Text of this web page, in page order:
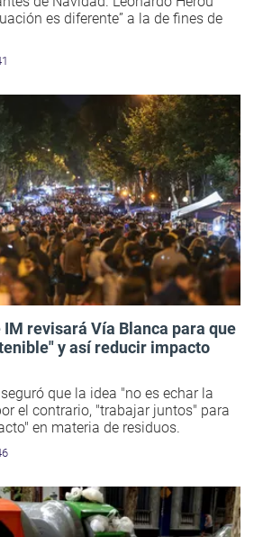
es diferente” a la de fines de
revisará Vía Blanca para que
y así reducir impacto
que la idea "no es echar la
el contrario, "trabajar juntos" para
en materia de residuos.